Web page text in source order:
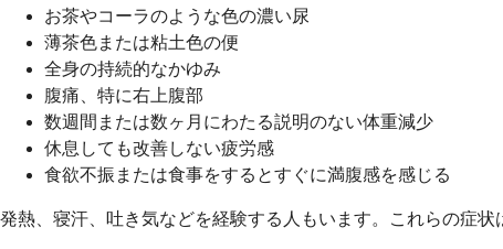
お茶やコーラのような色の濃い尿
薄茶色または粘土色の便
全身の持続的なかゆみ
腹痛、特に右上腹部
数週間または数ヶ月にわたる説明のない体重減少
休息しても改善しない疲労感
食欲不振または食事をするとすぐに満腹感を感じる
発熱、寝汗、吐き気などを経験する人もいます。これらの症